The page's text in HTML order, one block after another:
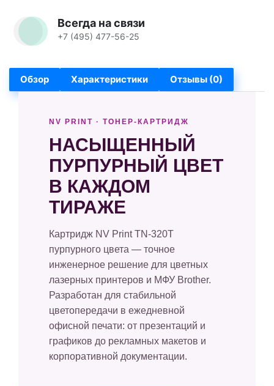
Всегда на связи
+7 (495) 477-56-25
Обзор Характеристики Отзывы (0)
NV PRINT · ТОНЕР-КАРТРИДЖ
НАСЫЩЕННЫЙ
ПУРПУРНЫЙ ЦВЕТ
В КАЖДОМ
ТИРАЖЕ
Картридж NV Print TN-320T
пурпурного цвета — точное
инженерное решение для цветных
лазерных принтеров и МФУ Brother.
Разработан для стабильной
цветопередачи в ежедневной
офисной печати: от презентаций и
графиков до рекламных макетов и
корпоративной документации.